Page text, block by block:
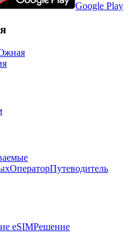
Google Play
ОператорПутеводитель
eSIMРешение